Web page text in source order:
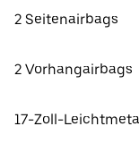
2 Seitenairbags
2 Vorhangairbags
17-Zoll-